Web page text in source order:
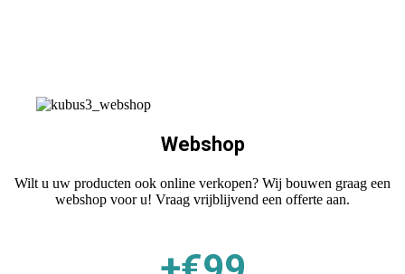
Webshop
Wilt u uw producten ook online verkopen? Wij bouwen graag een
webshop voor u! Vraag vrijblijvend een offerte aan.